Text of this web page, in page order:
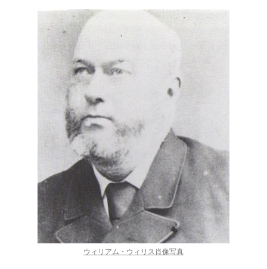
ウィリアム・ウィリス肖像写真